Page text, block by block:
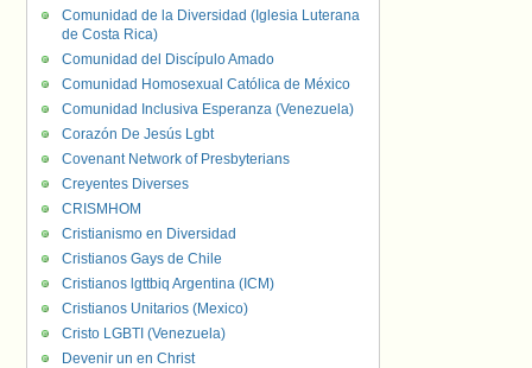
Comunidad de la Diversidad (Iglesia Luterana
de Costa Rica)
Comunidad del Discípulo Amado
Comunidad Homosexual Católica de México
Comunidad Inclusiva Esperanza (Venezuela)
Corazón De Jesús Lgbt
Covenant Network of Presbyterians
Creyentes Diverses
CRISMHOM
Cristianismo en Diversidad
Cristianos Gays de Chile
Cristianos lgttbiq Argentina (ICM)
Cristianos Unitarios (Mexico)
Cristo LGBTI (Venezuela)
Devenir un en Christ